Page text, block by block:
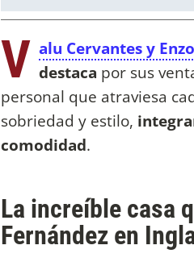
V alu Cervantes y
destaca por sus
personal que atraviesa
sobriedad y estilo,
comodidad.
La increíble casa
Fernández en